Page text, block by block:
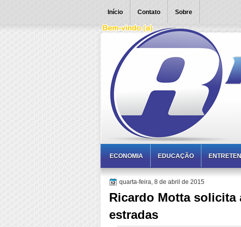
Início Contato Sobre
ECONOMIA EDUCAÇÃO
quarta-feira, 8 de abril de 2015
Ricardo Motta solicita
estradas